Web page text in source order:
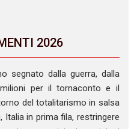
2026
segnato dalla guerra, dalla
per il tornaconto e il
del totalitarismo in salsa
Italia in prima fila, restringere